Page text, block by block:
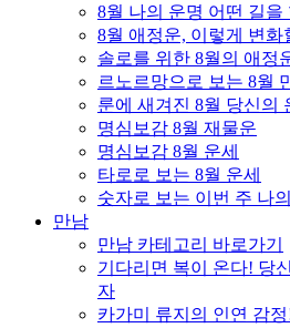
8월 나의 운명 어떤 길을
8월 애정운, 이렇게 변화
솔로를 위한 8월의 애정
르노르망으로 보는 8월
룬에 새겨진 8월 당신의
명심보감 8월 재물운
명심보감 8월 운세
타로로 보는 8월 운세
숫자로 보는 이번 주 나
만남
만남 카테고리 바로가기
기다리면 복이 온다! 당
자
카가미 류지의 인연 감